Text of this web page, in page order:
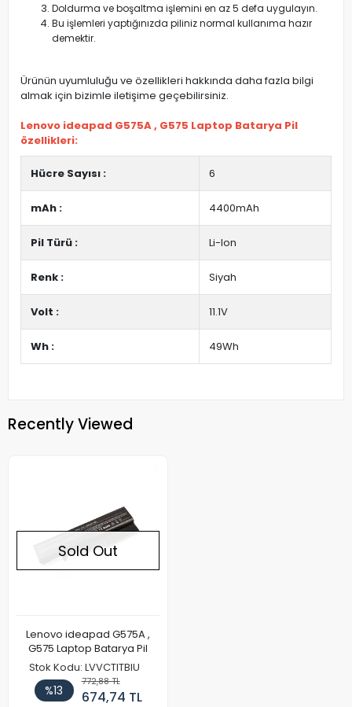
Doldurma ve boşaltma işlemini en az 5 defa uygulayın.
Bu işlemleri yaptığınızda piliniz normal kullanıma hazır
demektir.
Ürünün uyumluluğu ve özellikleri hakkında daha fazla bilgi
almak için bizimle iletişime geçebilirsiniz.
Lenovo ideapad G575A , G575 Laptop Batarya Pil
özellikleri:
Hücre Sayısı : 6
mAh : 4400mAh
Pil Türü : Li-Ion
Renk : Siyah
Volt : 11.1V
Wh : 49Wh
Recently Viewed
Sold Out
Lenovo ideapad G575A ,
G575 Laptop Batarya Pil
Stok Kodu: LVVCTITBIU
%13
772,88 TL
674,74 TL